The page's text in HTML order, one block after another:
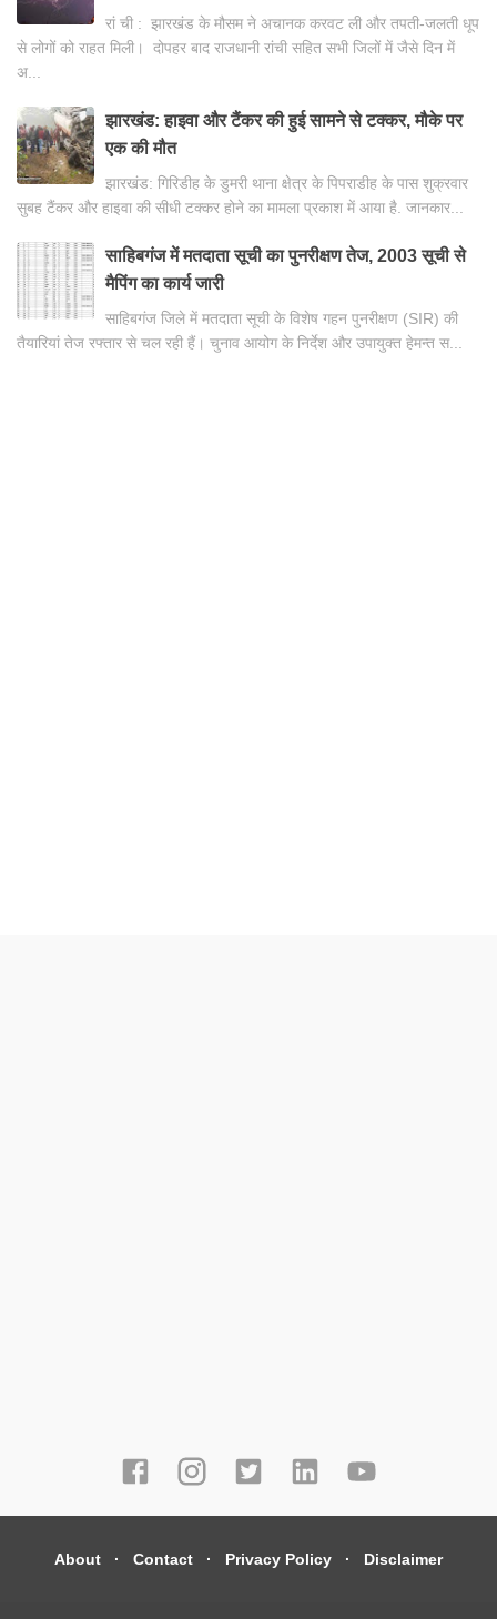
रां ची : झारखंड के मौसम ने अचानक करवट ली और तपती-जलती धूप
से लोगों को राहत मिली। दोपहर बाद राजधानी रांची सहित सभी जिलों में जैसे दिन में
अ...
झारखंड: हाइवा और टैंकर की हुई सामने से टक्कर, मौके पर
एक की मौत
झारखंड: गिरिडीह के डुमरी थाना क्षेत्र के पिपराडीह के पास शुक्रवार
सुबह टैंकर और हाइवा की सीधी टक्कर होने का मामला प्रकाश में आया है. जानकार...
साहिबगंज में मतदाता सूची का पुनरीक्षण तेज, 2003 सूची से
मैपिंग का कार्य जारी
साहिबगंज जिले में मतदाता सूची के विशेष गहन पुनरीक्षण (SIR) की
तैयारियां तेज रफ्तार से चल रही हैं। चुनाव आयोग के निर्देश और उपायुक्त हेमन्त स...
About Contact Privacy Policy Disclaimer